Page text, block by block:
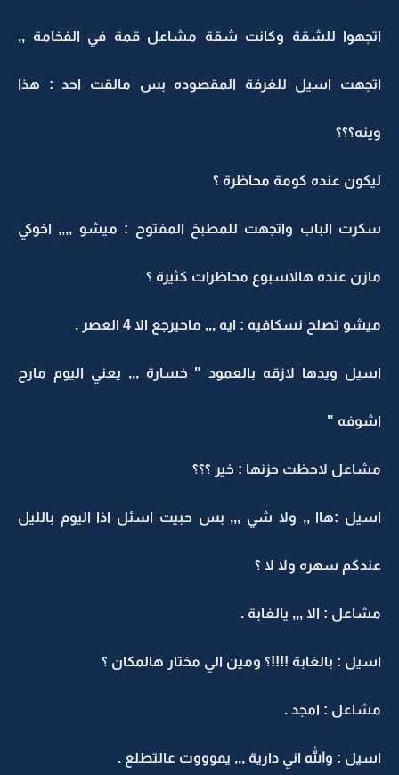
اتجهوا للشقة وكانت شقة مشاعل قمة في الفخامة ,,
اتجهت اسيل للغرفة المقصوده بس مالقت احد : هذا
وينه؟؟؟
ليكون عنده كومة محاظرة ؟
سكرت الباب واتجهت للمطبخ المفتوح : ميشو ,,,, اخوكي
مازن عنده هالاسبوع محاظرات كثيرة ؟
ميشو تصلح نسكافيه : ايه ,,, ماحيرجع الا 4 العصر .
اسيل ويدها لازقه بالعمود " خسارة ,,, يعني اليوم مارح
اشوفه "
مشاعل لاحظت حزنها : خير ؟؟؟
اسيل :هاا ,, ولا شي ,,, بس حبيت اسئل اذا اليوم بالليل
عندكم سهره ولا لا ؟
مشاعل : الا ,,, يالغابة .
اسيل : بالغابة !!!!؟ ومين الي مختار هالمكان ؟
مشاعل : امجد .
اسيل : والله اني دارية ,,, يموووت عالتطلع .